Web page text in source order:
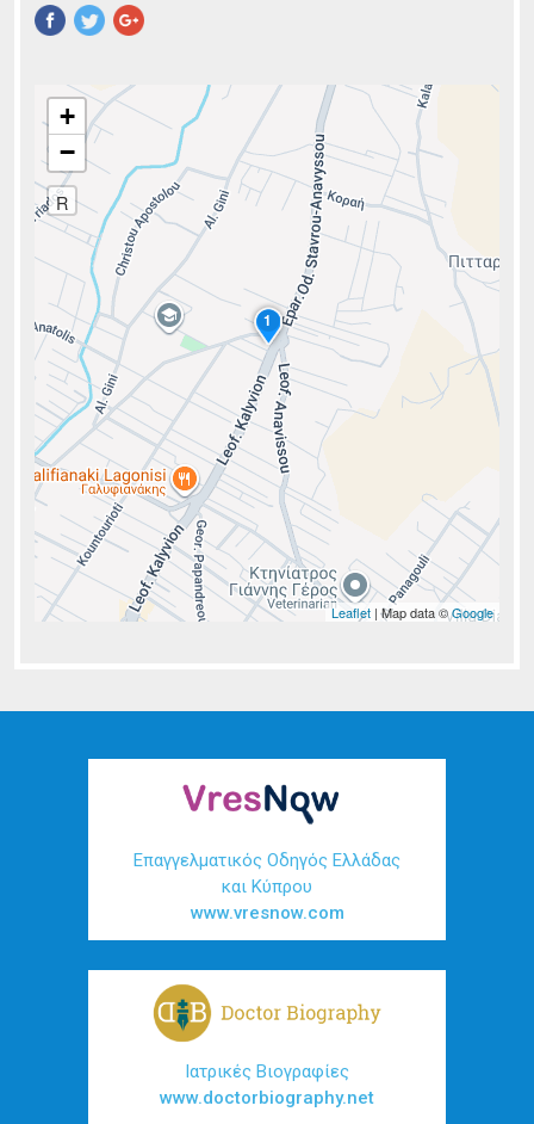
1
+
−
R
Leaflet | Map data ©Google
Επαγγελματικός Οδηγός Ελλάδας
και Κύπρου
www.vresnow.com
Ιατρικές Βιογραφίες
www.doctorbiography.net